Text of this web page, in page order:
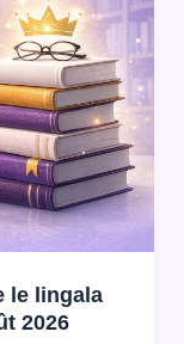
le lingala
2026